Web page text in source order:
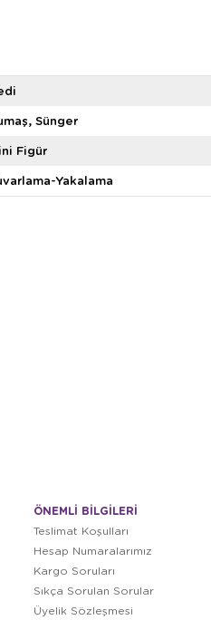
Sünger
Figür
Yakalama
ÖNEMLİ BİLGİLERİ
Teslimat Koşulları
Hesap Numaralarımız
Kargo Soruları
Sıkça Sorulan Sorular
Üyelik Sözleşmesi